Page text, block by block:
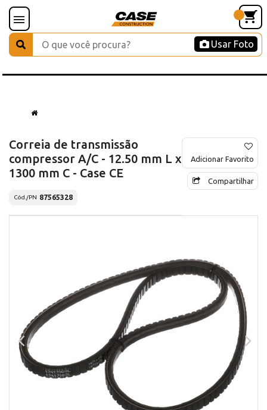
Usar Foto
Correia de transmissão
compressor A/C - 12.50 mm L x
1300 mm C - Case CE
Cód./PN 87565328
Adicionar Favorito
Compartilhar